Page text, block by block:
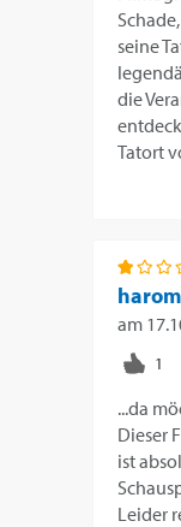
seine
die
Tatort
am
...da
Dieser
ist
Leider